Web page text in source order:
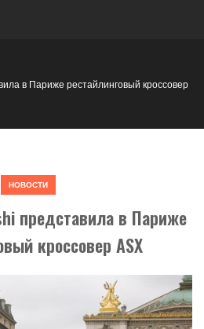
в Париже рестайлинговый кроссовер
НОВОСТИ
представила в Париже
кроссовер ASX